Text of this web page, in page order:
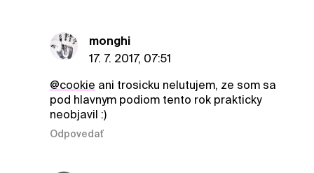
monghi
17. 7. 2017, 07:51
@cookie ani trosicku nelutujem, ze som sa
pod hlavnym podiom tento rok prakticky
neobjavil :)
Odpovedať